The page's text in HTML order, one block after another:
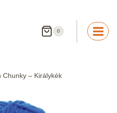
0
Chunky – Királykék